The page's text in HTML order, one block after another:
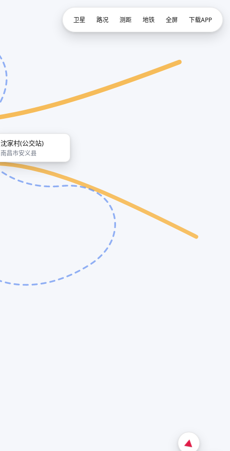
沈家村(公交站)
南昌市安义县
卫星 路况 测距 地铁 全屏 下载APP